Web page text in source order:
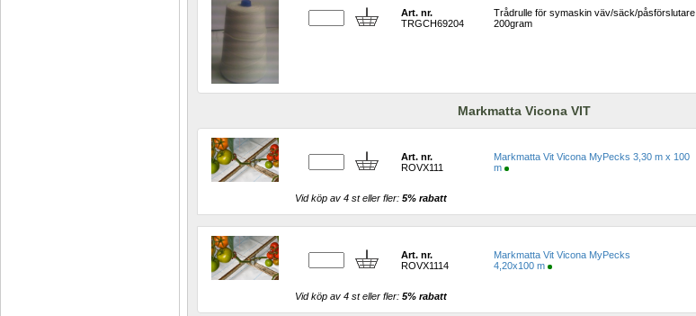
Art. nr.
TRGCH69204
Trådrulle för symaskin väv/säck/påsförslutare
200gram
Markmatta Vicona VIT
Art. nr.
ROVX111
Markmatta Vit Vicona MyPecks 3,30 m x 100
m
Vid köp av 4 st eller fler: 5% rabatt
Art. nr.
ROVX1114
Markmatta Vit Vicona MyPecks
4,20x100 m
Vid köp av 4 st eller fler: 5% rabatt